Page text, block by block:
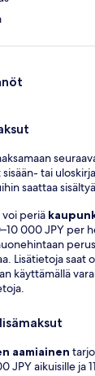
tai
saattaa
periä
000 JPY per
Lisätietoja saat
käyttämällä
aamiainen
JPY aikuisille ja